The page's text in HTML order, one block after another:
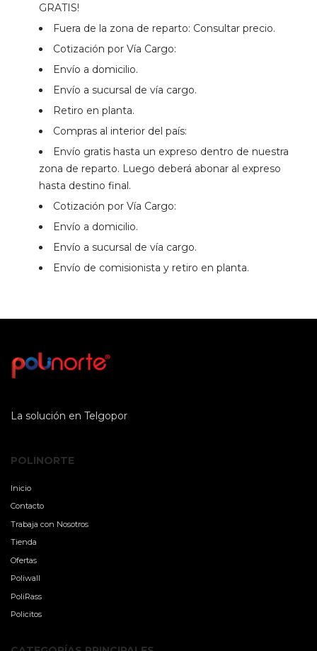
GRATIS!
Fuera de la zona de reparto: Consultar precio.
Cotización por Vía Cargo:
Envío a domicilio.
Envío a sucursal de vía cargo.
Retiro en planta.
Compras al interior del país:
Envío gratis hasta un expreso dentro de nuestra
zona de reparto. Luego deberá abonar al expreso
hasta destino final.
Cotización por Vía Cargo:
Envío a domicilio.
Envío a sucursal de vía cargo.
Envío de comisionista y retiro en planta.
La solución en Telgopor
POLINORTE
Inicio
Contacto
Trabaja con Nosotros
Tienda
Ofertas
Poliwall
PoliRass
Policitos